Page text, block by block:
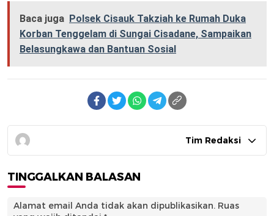
Baca juga Polsek Cisauk Takziah ke Rumah Duka
Korban Tenggelam di Sungai Cisadane, Sampaikan
Belasungkawa dan Bantuan Sosial
Tim Redaksi
TINGGALKAN BALASAN
Alamat email Anda tidak akan dipublikasikan. Ruas